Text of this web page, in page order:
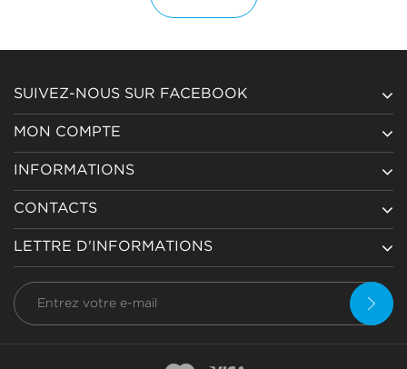
SUIVEZ-NOUS SUR FACEBOOK
MON COMPTE
INFORMATIONS
CONTACTS
LETTRE D'INFORMATIONS